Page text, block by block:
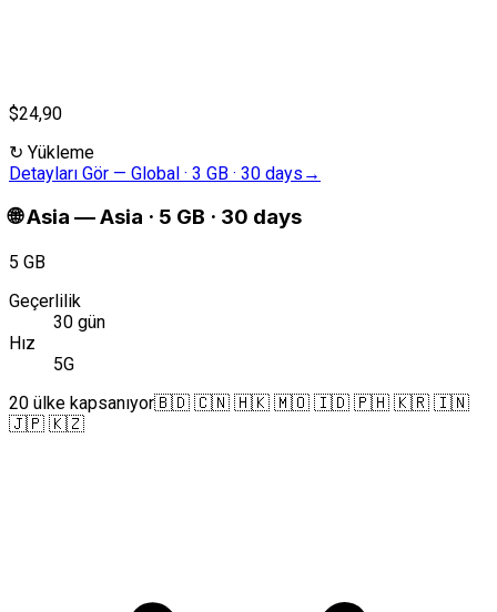
$24,90
↻ Yükleme
Detayları Gör — Global · 3 GB · 30 days →
🌐Asia —Asia · 5 GB · 30 days
5 GB
Geçerlilik
30 gün
Hız
5G
20 ülke kapsanıyor🇧🇩 🇨🇳 🇭🇰 🇲🇴 🇮🇩 🇵🇭 🇰🇷 🇮🇳
🇯🇵 🇰🇿